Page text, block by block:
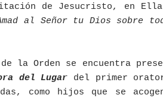
de Jesucristo, en
al Señor tu Dios sobre
la Orden se encuentra
del Lugar del primer
como hijos que se